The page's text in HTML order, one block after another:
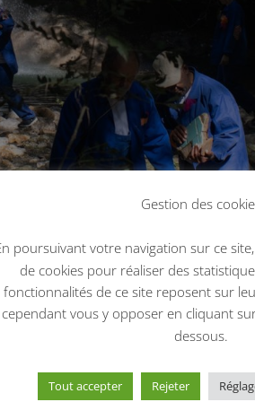
Gestion des
poursuivant votre navigation sur ce
de cookies pour réaliser des
fonctionnalités de ce site reposent sur
cependant vous y opposer en cliquant
dessous.
Tout accepter Rejeter